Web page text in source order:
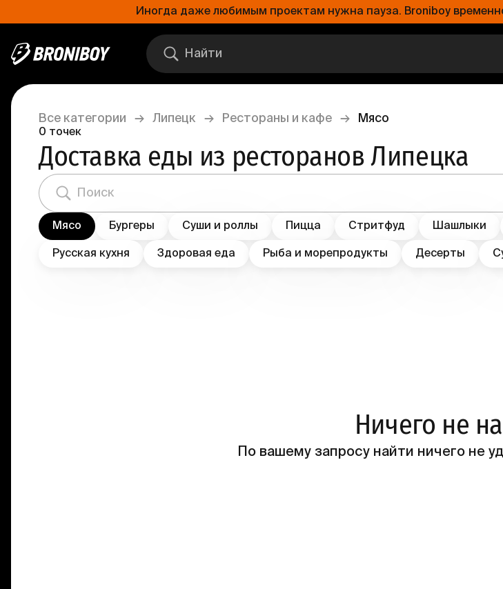
Иногда даже любимым проектам нужна пауза. Broniboy
Все категории → Липецк → Рестораны и кафе → Мясо
0 точек
Доставка еды из ресторанов Липецка
Мясо Бургеры Суши и роллы Пицца Стритфуд Шашлыки
Русская кухня Здоровая еда Рыба и морепродукты Десерты
Ничего не
По вашему запросу найти ничего не